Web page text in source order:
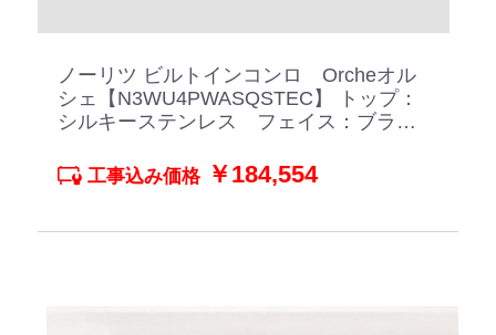
ノーリツ ビルトインコンロ Orcheオル
シェ【N3WU4PWASQSTEC】 トップ：
シルキーステンレス フェイス：ブラッ
ス 工事込み価格￥184,554